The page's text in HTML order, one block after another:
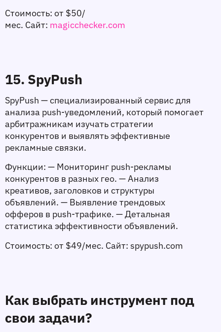
Стоимость: от $50/
мес. Сайт: magicchecker.com
15. SpyPush
SpyPush — специализированный сервис для
анализа push-уведомлений, который помогает
арбитражникам изучать стратегии
конкурентов и выявлять эффективные
рекламные связки.
Функции: — Мониторинг push-рекламы
конкурентов в разных гео. — Анализ
креативов, заголовков и структуры
объявлений. — Выявление трендовых
офферов в push-трафике. — Детальная
статистика эффективности объявлений.
Стоимость: от $49/мес. Сайт: spypush.com
Как выбрать инструмент под
свои задачи?